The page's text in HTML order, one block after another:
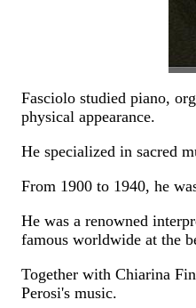
Fasciolo studied piano,
physical appearance.
He specialized in sacred
From 1900 to 1940, he
He was a renowned
famous worldwide at the
Together with Chiarina
Perosi's music.